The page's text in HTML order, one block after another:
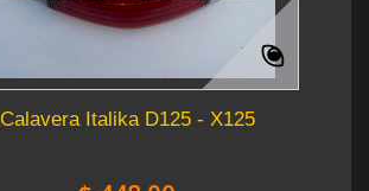
Calavera Italika D125 - X125